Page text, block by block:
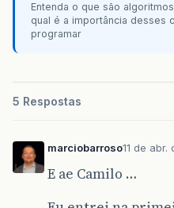
Entenda o que são
qual é a importância desses
programar
5 Respostas
marciobarroso11 de abr.
E ae Camilo …